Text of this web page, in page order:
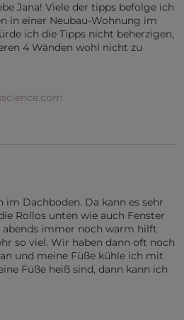
Jana! Viele der tipps befolge ich
in einer Neubau-Wohnung im
ich die Tipps nicht beherzigen,
4 Wänden wohl nicht zu
im Dachboden. Da kann es sehr
Rollos unten wie auch Fenster
abends immer noch warm hilft
so viel. Wir haben dann oft noch
und meine Füße kühle ich mit
Füße heiß sind, dann kann ich